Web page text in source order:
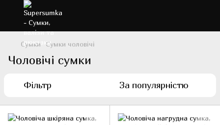
Сумки Сумки чоловічі
Чоловічі сумки
Фільтр За популярністю